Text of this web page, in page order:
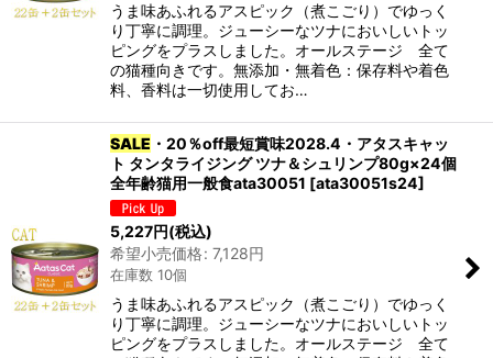
うま味あふれるアスピック（煮こごり）でゆっく
り丁寧に調理。ジューシーなツナにおいしいトッ
ピングをプラスしました。オールステージ 全て
の猫種向きです。無添加・無着色：保存料や着色
料、香料は一切使用してお…
SALE ・20％off最短賞味2028.4・アタスキャッ
ト タンタライジング ツナ＆シュリンプ80g×24個
全年齢猫用一般食ata30051 [ata30051s24]
5,227円(税込)
希望小売価格: 7,128円
在庫数 10個
うま味あふれるアスピック（煮こごり）でゆっく
り丁寧に調理。ジューシーなツナにおいしいトッ
ピングをプラスしました。オールステージ 全て